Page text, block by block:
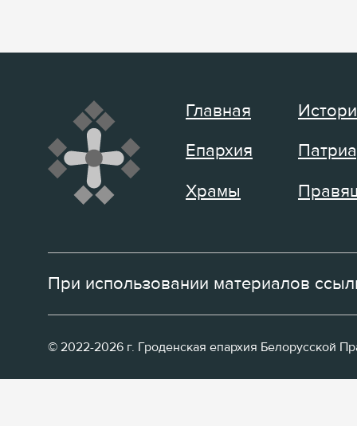
Главная
Епархия
Храмы
При использовании материалов
© 2022-2026 г. Гроденская епархия Белорусской